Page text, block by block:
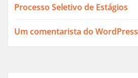
Processo Seletivo de Estágios
Um comentarista do WordPress